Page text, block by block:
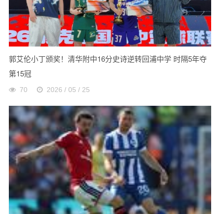
郭艾伦小丁颁奖！清华附中16分史诗逆转回浦中学 时隔5年夺
第15冠
70 2026 / 05 / 25